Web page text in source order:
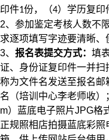
印件1份，（4）学历复印
2、参加鉴定考核人数不
求逐项填写字迹要清晰、
3、 报名表提交方式： 填
证、身份证复印件一并扫
称为文件名发送至报名邮
名（培训中心李老师收
m）
蓝底电子照片JPG格
正规照相店拍摄蓝底彩